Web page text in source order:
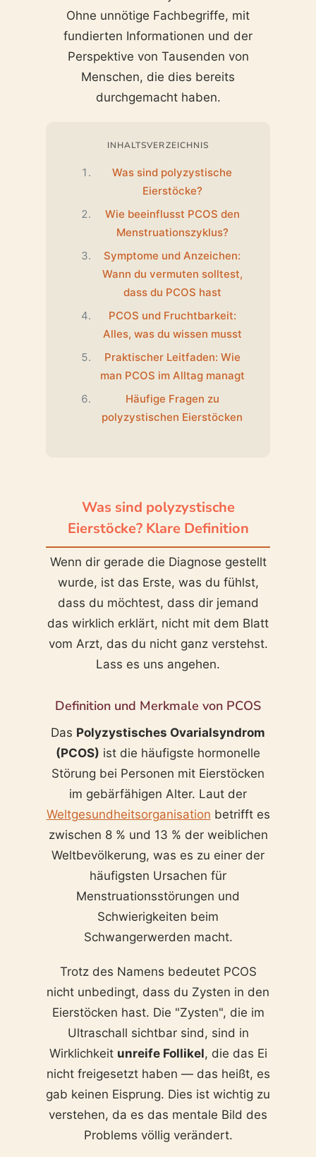
Ohne unnötige Fachbegriffe, mit
fundierten Informationen und der
Perspektive von Tausenden von
Menschen, die dies bereits
durchgemacht haben.
INHALTSVERZEICHNIS
Was sind polyzystische
Eierstöcke?
Wie beeinflusst PCOS den
Menstruationszyklus?
Symptome und Anzeichen:
Wann du vermuten solltest,
dass du PCOS hast
PCOS und Fruchtbarkeit:
Alles, was du wissen musst
Praktischer Leitfaden: Wie
man PCOS im Alltag managt
Häufige Fragen zu
polyzystischen Eierstöcken
Was sind polyzystische
Eierstöcke? Klare Definition
Wenn dir gerade die Diagnose gestellt
wurde, ist das Erste, was du fühlst,
dass du möchtest, dass dir jemand
das wirklich erklärt, nicht mit dem Blatt
vom Arzt, das du nicht ganz verstehst.
Lass es uns angehen.
Definition und Merkmale von PCOS
Das Polyzystisches Ovarialsyndrom
(PCOS) ist die häufigste hormonelle
Störung bei Personen mit Eierstöcken
im gebärfähigen Alter. Laut der
Weltgesundheitsorganisation betrifft es
zwischen 8 % und 13 % der weiblichen
Weltbevölkerung, was es zu einer der
häufigsten Ursachen für
Menstruationsstörungen und
Schwierigkeiten beim
Schwangerwerden macht.
Trotz des Namens bedeutet PCOS
nicht unbedingt, dass du Zysten in den
Eierstöcken hast. Die "Zysten", die im
Ultraschall sichtbar sind, sind in
Wirklichkeit unreife Follikel, die das Ei
nicht freigesetzt haben — das heißt, es
gab keinen Eisprung. Dies ist wichtig zu
verstehen, da es das mentale Bild des
Problems völlig verändert.